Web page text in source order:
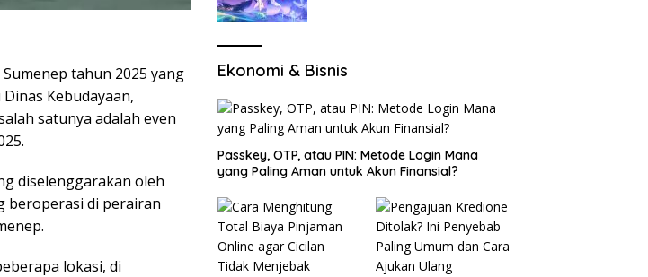
tahun 2025 yang
Kebudayaan,
satunya adalah even
diselenggarakan oleh
beroperasi di perairan
lokasi, di
Ekonomi & Bisnis
Passkey, OTP, atau PIN: Metode Login Mana
yang Paling Aman untuk Akun Finansial?